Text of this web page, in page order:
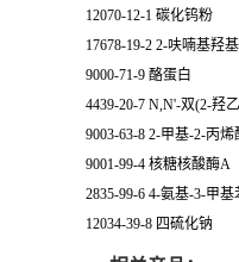
12070-12-1 碳化钨粉
17678-19-2 2-呋喃基羟
9000-71-9 酪蛋白
4439-20-7 N,N'-双(2-羟
9003-63-8 2-甲基-2-丙
9001-99-4 核糖核酸酶A
2835-99-6 4-氨基-3-甲基
12034-39-8 四硫化钠